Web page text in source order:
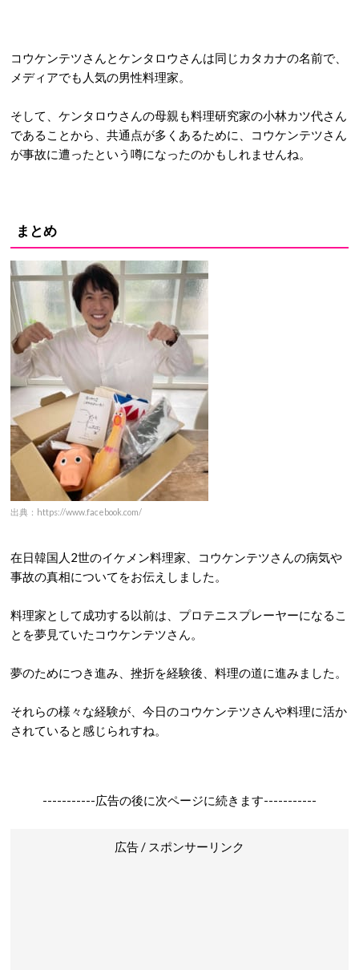
コウケンテツさんとケンタロウさんは同じカタカナの名前で、
メディアでも人気の男性料理家。
そして、ケンタロウさんの母親も料理研究家の小林カツ代さん
であることから、共通点が多くあるために、コウケンテツさん
が事故に遭ったという噂になったのかもしれませんね。
まとめ
出典：https://www.facebook.com/
在日韓国人2世のイケメン料理家、コウケンテツさんの病気や
事故の真相についてをお伝えしました。
料理家として成功する以前は、プロテニスプレーヤーになるこ
とを夢見ていたコウケンテツさん。
夢のためにつき進み、挫折を経験後、料理の道に進みました。
それらの様々な経験が、今日のコウケンテツさんや料理に活か
されていると感じられすね。
-----------広告の後に次ページに続きます-----------
広告 / スポンサーリンク